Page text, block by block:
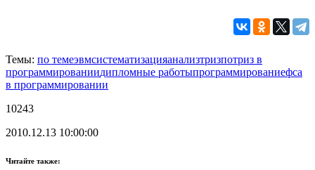
Темы: по темеэвмсистематизацияанализтризпотриз в
программированиидипломные работыпрограммированиефса
в программировании
10243
2010.12.13 10:00:00
Читайте также: